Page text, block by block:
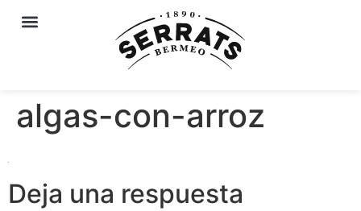
algas-con-arroz
Deja una respuesta